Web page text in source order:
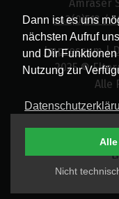
Dann ist es uns
nächsten Aufruf
und Dir
Nutzung zur
Nicht
Amraser
+43(0)512 /
Impressum|
2025 ©
Alle